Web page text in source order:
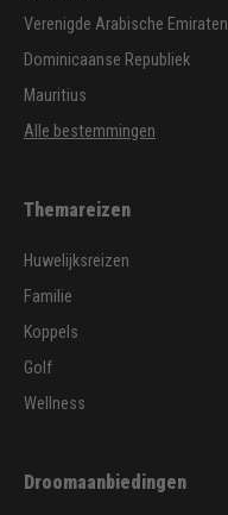
Verenigde Arabische Emiraten
Dominicaanse Republiek
Mauritius
Alle bestemmingen
Themareizen
Huwelijksreizen
Familie
Koppels
Golf
Wellness
Droomaanbiedingen